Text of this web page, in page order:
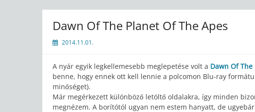
Dawn Of The Planet Of The Apes
2014.11.01.
A nyár egyik legkellemesebb meglepetése volt a Dawn Of
benne, hogy ennek ott kell lennie a polcomon Blu-ray
minőséget).
Már megérkezett különböző letöltő oldalakra, így minden
megnézem. A borítótól ugyan nem estem hanyatt, de